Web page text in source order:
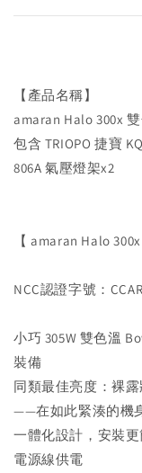
【產品名稱】
amaran Halo 300x
包含 TRIOPO 捷寶
806A 氣壓燈架x2
【 amaran Halo
NCC認證字號：
小巧 305W 雙色溫
裝備
同類最佳亮度：裸
——在如此緊湊的機
一體化設計，安裝
電源線供電